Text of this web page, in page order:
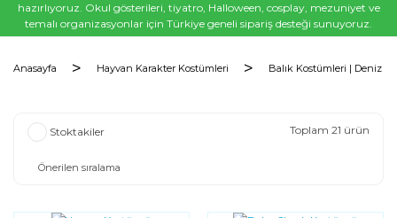
hazırlıyoruz. Okul gösterileri, tiyatro, Halloween, cosplay, mezuniyet ve
temalı organizasyonlar için Türkiye geneli sipariş desteği sunuyoruz.
Anasayfa Hayvan Karakter Kostümleri Balık Kostümleri | Deniz
Stoktakiler Toplam 21 ürün